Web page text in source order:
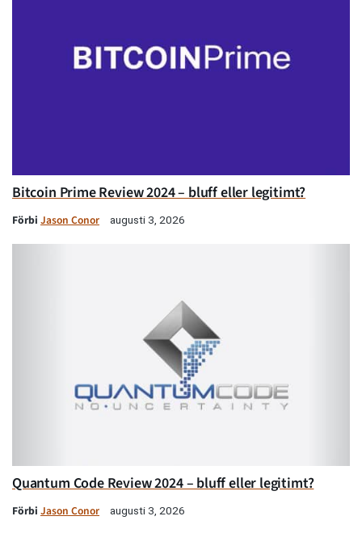
Bitcoin Prime Review 2024 – bluff eller legitimt?
Förbi Jason Conor augusti 3, 2026
Quantum Code Review 2024 – bluff eller legitimt?
Förbi Jason Conor augusti 3, 2026